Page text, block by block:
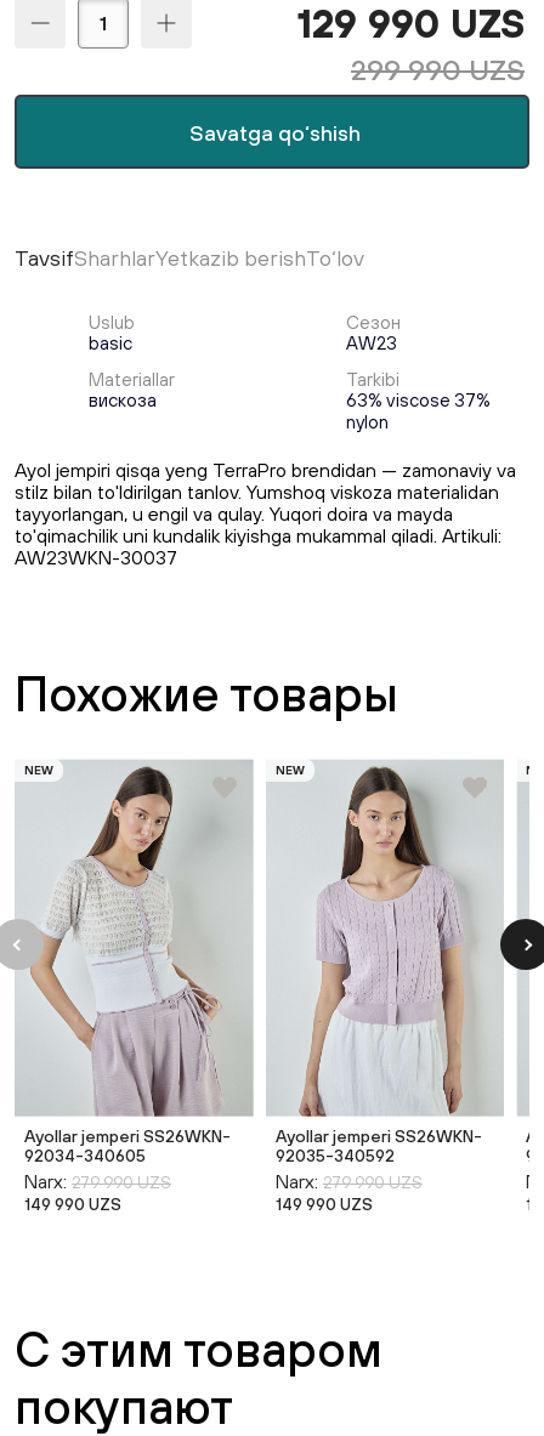
Savatga qo‘shish
129 990 UZS
299 990 UZS
TavsifSharhlarYetkazib berishTo‘lov
Uslub
basic
Сезон
AW23
Materiallar
вискоза
Tarkibi
63% viscose 37%
nylon
Ayol jempiri qisqa yeng TerraPro brendidan — zamonaviy va
stilz bilan to'ldirilgan tanlov. Yumshoq viskoza materialidan
tayyorlangan, u engil va qulay. Yuqori doira va mayda
to'qimachilik uni kundalik kiyishga mukammal qiladi. Artikuli:
AW23WKN-30037
Похожие товары
NEW
Ayollar jemperi SS26WKN-
92034-340605
Narx: 279 990 UZS
149 990 UZS
NEW
Ayollar jemperi SS26WKN-
92035-340592
Narx: 279 990 UZS
149 990 UZS
С этим товаром
покупают